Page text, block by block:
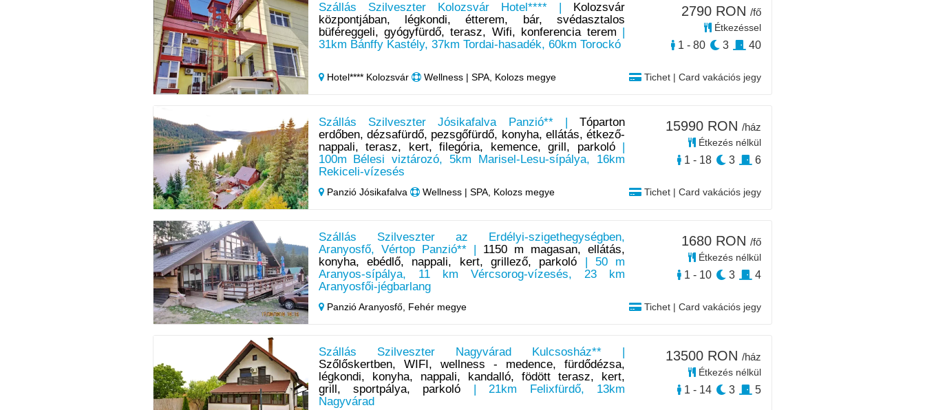
Szállás Szilveszter Kolozsvár Hotel**** |
Kolozsvár
központjában, légkondi, étterem, bár, svédasztalos
büféreggeli, gyógyfürdő, terasz, Wifi, konferencia terem
31km Bánffy Kastély, 37km Tordai-hasadék, 60km Torockó
Hotel**** Kolozsvár Wellness | SPA, Kolozs megye Tichet | Card vakációs jegy
2790 RON /fő
Étkezéssel
1 - 80 3 40
Szállás Szilveszter Jósikafalva Panzió** |Tóparton
erdőben, dézsafürdő, pezsgőfürdő, konyha, ellátás, étkező-
nappali, terasz, kert, filegória, kemence, grill, parkoló|
100m Bélesi viztározó, 5km Marisel-Lesu-sípálya, 16km
Rekiceli-vízesés
Panzió Jósikafalva Wellness | SPA, Kolozs megye Tichet | Card vakációs jegy
15990 RON /ház
Étkezés nélkül
1 - 18 3 6
Szállás Szilveszter az Erdélyi-szigethegységben,
Aranyosfő, Vértop Panzió** | 1150 m magasan, ellátás,
konyha, ebédlő, nappali, kert, grillező, parkoló | 50 m
Aranyos-sípálya, 11 km Vércsorog-vízesés, 23 km
Aranyosfői-jégbarlang
Panzió Aranyosfő, Fehér megye Tichet | Card vakációs jegy
1680 RON /fő
Étkezés nélkül
1 - 10 3 4
Szállás Szilveszter Nagyvárad Kulcsosház** |
Szőlőskertben, WIFI, wellness - medence, fürdődézsa,
légkondi, konyha, nappali, kandalló, födött terasz, kert,
grill, sportpálya, parkoló | 21km Felixfürdő, 13km
Nagyvárad
13500 RON /ház
Étkezés nélkül
1 - 14 3 5